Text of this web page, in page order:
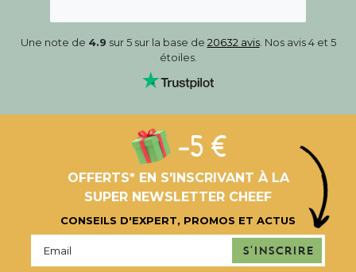
Une note de 4.9 sur 5 sur la base de 20632 avis. Nos avis 4 et 5
étoiles.
-5 €
OFFERTS* EN S'INSCRIVANT À LA
SUPER NEWSLETTER CHEEF
CONSEILS D'EXPERT, PROMOS ET ACTUS
S'inscrire